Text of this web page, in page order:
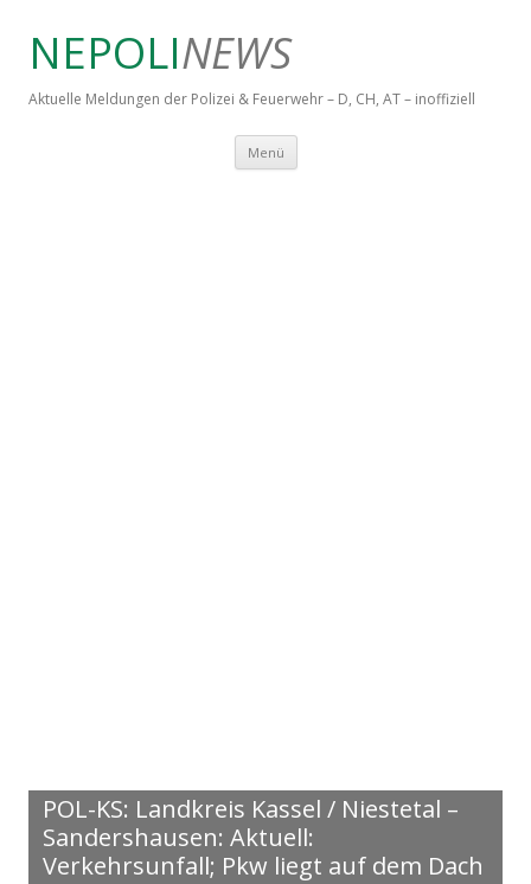
NEPOLINEWS
Aktuelle Meldungen der Polizei & Feuerwehr – D, CH, AT – inoffiziell
Menü Springe zum Inhalt
POL-KS: Landkreis Kassel / Niestetal –
Sandershausen: Aktuell:
Verkehrsunfall; Pkw liegt auf dem Dach